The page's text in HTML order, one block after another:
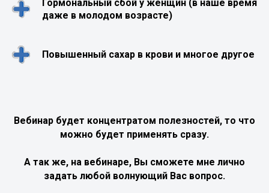
Гормональный сбой у женщин (в наше время
даже в молодом возрасте)
Повышенный сахар в крови и многое другое
Вебинар будет концентратом полезностей, то что
можно будет применять сразу.
А так же, на вебинаре, Вы сможете мне лично
задать любой волнующий Вас вопрос.